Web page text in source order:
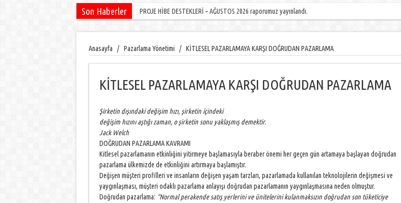
Son Haberler PROJE HİBE DESTEKLERİ – AĞUSTOS 2026 raporumuz yayınlandı.
Anasayfa / Pazarlama Yönetimi / KİTLESEL PAZARLAMAYA KARŞI DOĞRUDAN PAZARLAMA
KİTLESEL PAZARLAMAYA KARŞI DOĞRUDAN PAZARLAMA
Şirketin dışındaki değişim hızı, şirketin içindeki
değişim hızını aştığı zaman, o şirketin sonu yaklaşmış demektir.
Jack Welch
DOĞRUDAN PAZARLAMA KAVRAMI
Kitlesel pazarlamanın etkinliğini yitirmeye başlamasıyla beraber önemi her geçen gün artamaya başlayan doğrudan
pazarlama ülkemizde de etkinliğini artırmaya başlamıştır.
Değişen müşteri profilleri ve insanların değişen yaşam tarzları, pazarlamada kullanılan teknolojilerin değişmesi ve
yaygınlaşması, müşteri odaklı pazarlama anlayışı doğrudan pazarlamanın yaygınlaşmasına neden olmuştur.
Doğrudan pazarlama: “Normal perakende satış yerlerini ve ünitelerini kulanmaksızın doğrudan son tüketiciye